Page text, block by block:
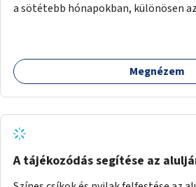
a sötétebb hónapokban, különösen
Megnézem
A tájékozódás segítése az